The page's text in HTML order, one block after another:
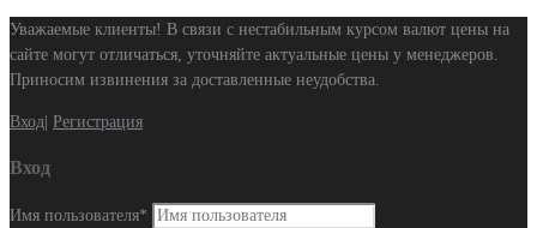
Уважаемые клиенты! В связи с нестабильным курсом валют цены на
сайте могут отличаться, уточняйте актуальные цены у менеджеров.
Приносим извинения за доставленные неудобства.
Вход Регистрация
Вход
Имя пользователя*